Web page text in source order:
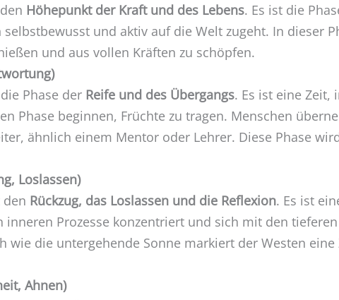
Höhepunkt der Kraft und des Lebens. Es ist die
und aktiv auf die Welt zugeht. In dieser
und aus vollen Kräften zu schöpfen.
Phase der Reife und des Übergangs. Es ist eine Zeit,
Phase beginnen, Früchte zu tragen. Menschen
ähnlich einem Mentor oder Lehrer. Diese Phase
Loslassen)
Rückzug, das Loslassen und die Reflexion. Es ist
inneren Prozesse konzentriert und sich mit den
wie die untergehende Sonne markiert der Westen
Ahnen)